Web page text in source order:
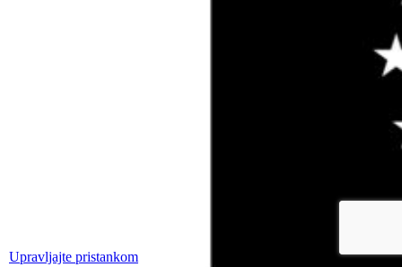
Upravljajte pristankom